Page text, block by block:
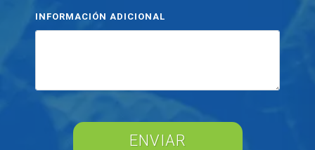
INFORMACIÓN ADICIONAL
ENVIAR